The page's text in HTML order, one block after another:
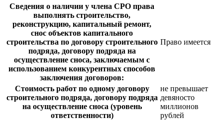
Сведения о наличии у члена СРО права
выполнять строительство,
реконструкцию, капитальный ремонт,
снос объектов капитального
строительства по договору строительного
подряда, договору подряда на
осуществление сноса, заключаемым с
использованием конкурентных способов
заключения договоров:
Право имеется
Стоимость работ по одному договору
строительного подряда, договору подряда
на осуществление сноса (уровень
ответственности)
не превышает
девяносто
миллионов
рублей